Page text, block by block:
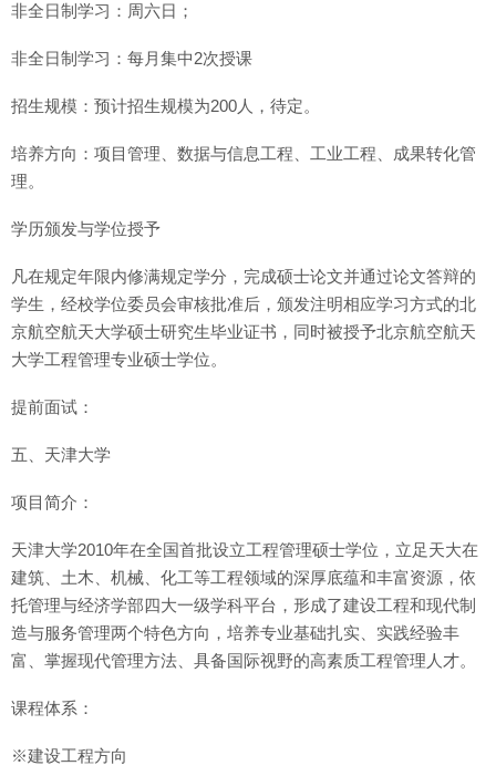
非全日制学习：周六日；
非全日制学习：每月集中2次授课
招生规模：预计招生规模为200人，待定。
培养方向：项目管理、数据与信息工程、工业工程、成果转化管
理。
学历颁发与学位授予
凡在规定年限内修满规定学分，完成硕士论文并通过论文答辩的
学生，经校学位委员会审核批准后，颁发注明相应学习方式的北
京航空航天大学硕士研究生毕业证书，同时被授予北京航空航天
大学工程管理专业硕士学位。
提前面试：
五、天津大学
项目简介：
天津大学2010年在全国首批设立工程管理硕士学位，立足天大在
建筑、土木、机械、化工等工程领域的深厚底蕴和丰富资源，依
托管理与经济学部四大一级学科平台，形成了建设工程和现代制
造与服务管理两个特色方向，培养专业基础扎实、实践经验丰
富、掌握现代管理方法、具备国际视野的高素质工程管理人才。
课程体系：
※建设工程方向